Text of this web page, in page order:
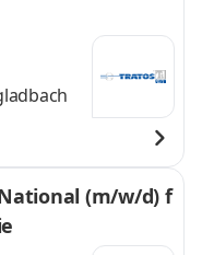
(m/w/d) f